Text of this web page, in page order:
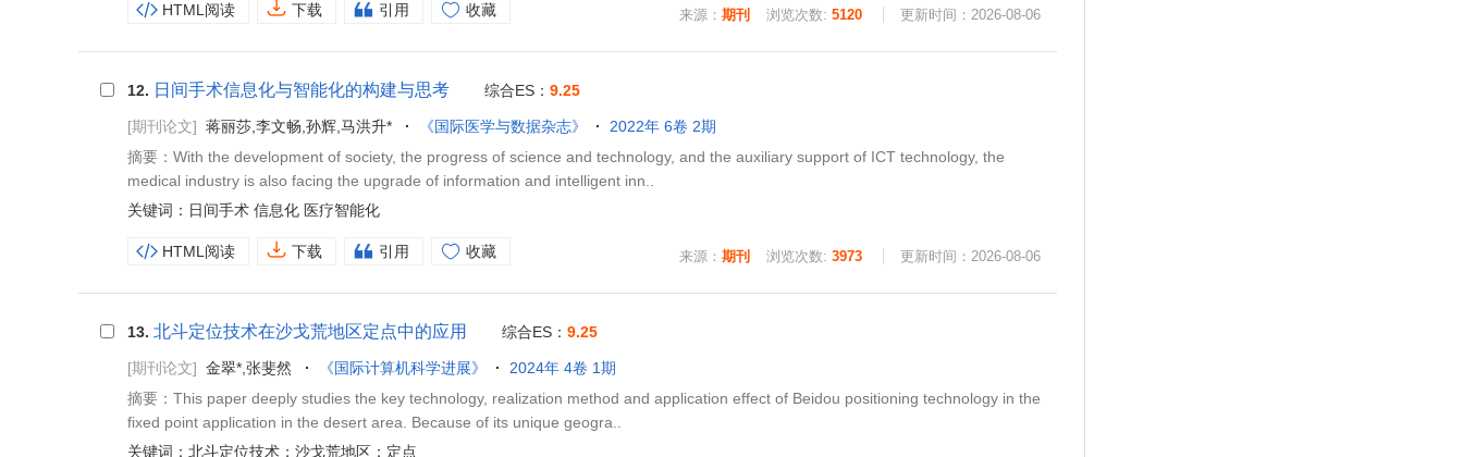
来源： 期刊 浏览次数: 5120 更新时间：2026-08-06
HTML阅读 下载 引用 收藏
12. 日间手术信息化与智能化的构建与思考 综合ES： 9.25
[期刊论文] 蒋丽莎,李文畅,孙辉,马洪升* 《国际医学与数据杂志》
2022年 6卷 2期
摘要：With the development of society, the progress of science and technology, and the auxiliary support of ICT technology, the
medical industry is also facing the upgrade of information and intelligent inn..
关键词：日间手术 信息化 医疗智能化
来源： 期刊 浏览次数: 3973 更新时间：2026-08-06
HTML阅读 下载 引用 收藏
13. 北斗定位技术在沙戈荒地区定点中的应用 综合ES： 9.25
[期刊论文] 金翠*,张斐然 《国际计算机科学进展》
2024年 4卷 1期
摘要：This paper deeply studies the key technology, realization method and application effect of Beidou positioning technology in the
fixed point application in the desert area. Because of its unique geogra..
关键词：北斗定位技术；沙戈荒地区；定点